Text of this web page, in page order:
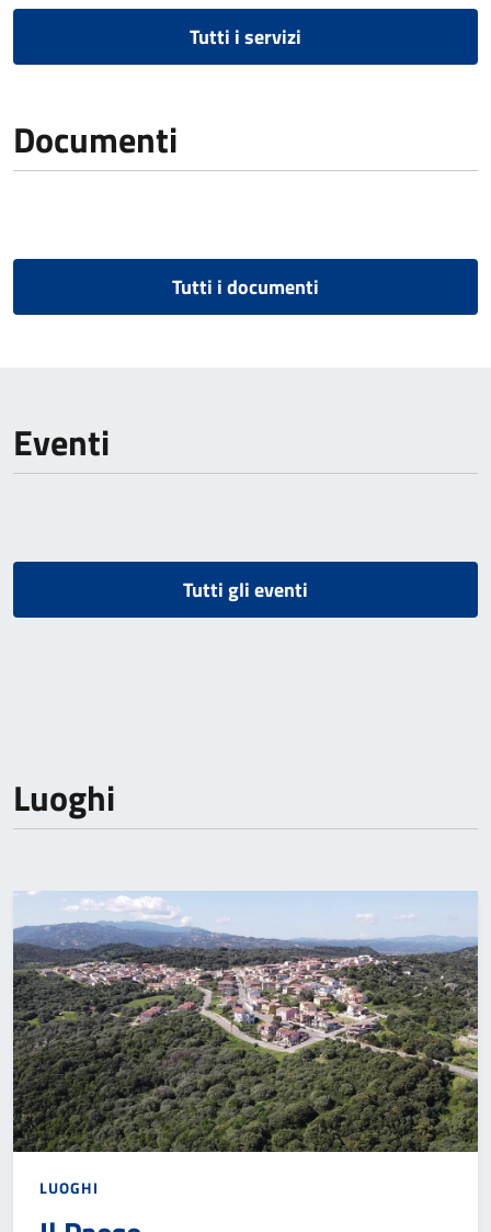
Tutti i servizi
Documenti
Tutti i documenti
Eventi
Tutti gli eventi
Luoghi
LUOGHI